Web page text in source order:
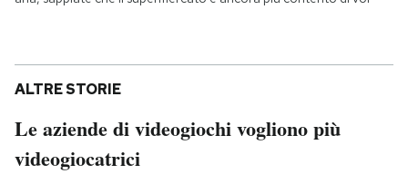
ALTRE STORIE
Le aziende di videogiochi vogliono più
videogiocatrici